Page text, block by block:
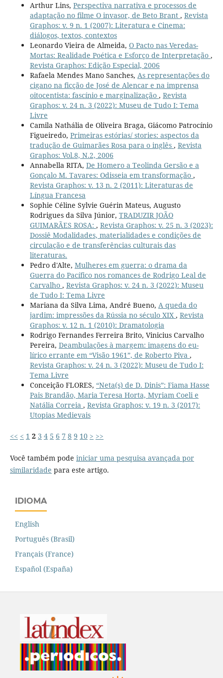
Arthur Lins, Perspectiva narrativa e processos de
adaptação no filme O invasor, de Beto Brant , Revista
Graphos: v. 9 n. 1 (2007): Literatura e Cinema:
diálogos, textos, contextos
Leonardo Vieira de Almeida, O Pacto nas Veredas-
Mortas: Realidade Poética e Esforço de Interpretação ,
Revista Graphos: Edição Especial, 2006
Rafaela Mendes Mano Sanches, As representações do
cigano na ficção de José de Alencar e na imprensa
oitocentista: fascínio e marginalização , Revista
Graphos: v. 24 n. 3 (2022): Museu de Tudo I: Tema
Livre
Camila Nathália de Oliveira Braga, Giácomo Patrocínio
Figueiredo, Primeiras estórias/ stories: aspectos da
tradução de Guimarães Rosa para o inglês , Revista
Graphos: Vol.8, N.2, 2006
Annabella RITA, De Homero a Teolinda Gersão e a
Gonçalo M. Tavares: Odisseia em transformação ,
Revista Graphos: v. 13 n. 2 (2011): Literaturas de
Língua Francesa
Sophie Céline Sylvie Guérin Mateus, Augusto
Rodrigues da Silva Júnior, TRADUZIR JOÃO
GUIMARÃES ROSA: , Revista Graphos: v. 25 n. 3 (2023):
Dossiê Modalidades, materialidades e condições de
circulação e de transferências culturais das
literaturas.
Pedro d'Alte, Mulheres em guerra: o drama da
Guerra do Pacífico nos romances de Rodrigo Leal de
Carvalho , Revista Graphos: v. 24 n. 3 (2022): Museu
de Tudo I: Tema Livre
Mariana da Silva Lima, André Bueno, A queda do
jardim: impressões da Rússia no século XIX , Revista
Graphos: v. 12 n. 1 (2010): Dramatologia
Rodrigo Fernandes Ferreira Brito, Vinicius Carvalho
Pereira, Deambulações à margem: imagens do eu-
lírico errante em “Visão 1961”, de Roberto Piva ,
Revista Graphos: v. 24 n. 3 (2022): Museu de Tudo I:
Tema Livre
Conceição FLORES, “Neta(s) de D. Dinis”: Fiama Hasse
Pais Brandão, Maria Teresa Horta, Myriam Coeli e
Natália Correia , Revista Graphos: v. 19 n. 3 (2017):
Utopias Medievais
<< < 1 2 3 4 5 6 7 8 9 10 > >>
Você também pode iniciar uma pesquisa avançada por
similaridade para este artigo.
IDIOMA
English
Português (Brasil)
Français (France)
Español (España)